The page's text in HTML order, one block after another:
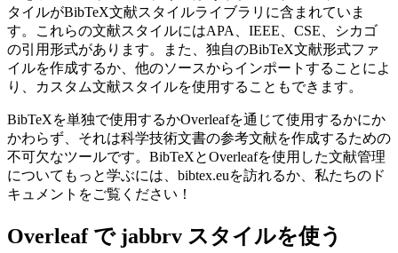
タイルがBibTeX文献スタイルライブラリに含まれていま
す。これらの文献スタイルにはAPA、IEEE、CSE、シカゴ
の引用形式があります。また、独自のBibTeX文献形式ファ
イルを作成するか、他のソースからインポートすることによ
り、カスタム文献スタイルを使用することもできます。
BibTeXを単独で使用するかOverleafを通じて使用するかにか
かわらず、それは科学技術文書の参考文献を作成するための
不可欠なツールです。BibTeXとOverleafを使用した文献管理
についてもっと学ぶには、bibtex.euを訪れるか、私たちのド
キュメントをご覧ください！
Overleaf で jabbrv スタイルを使う